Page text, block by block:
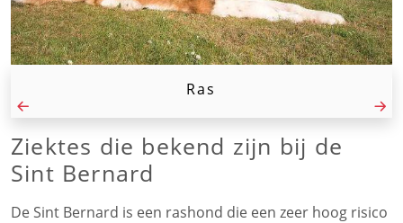
Ras
Ziektes die bekend zijn bij de
Sint Bernard
De Sint Bernard is een rashond die een zeer hoog risico